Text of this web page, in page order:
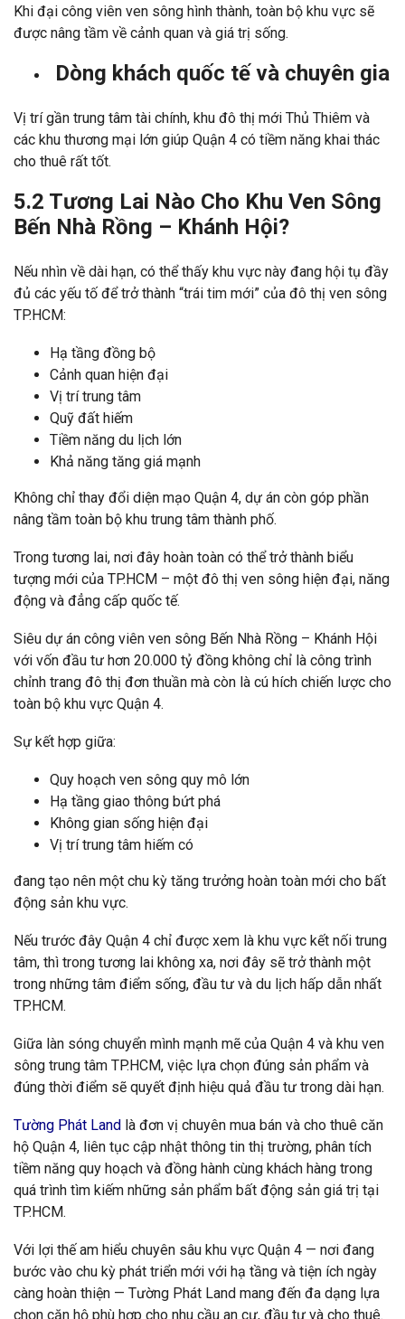
Khi đại công viên ven sông hình thành, toàn bộ khu vực sẽ
được nâng tầm về cảnh quan và giá trị sống.
Dòng khách quốc tế và chuyên gia
Vị trí gần trung tâm tài chính, khu đô thị mới Thủ Thiêm và
các khu thương mại lớn giúp Quận 4 có tiềm năng khai thác
cho thuê rất tốt.
5.2 Tương Lai Nào Cho Khu Ven Sông
Bến Nhà Rồng – Khánh Hội?
Nếu nhìn về dài hạn, có thể thấy khu vực này đang hội tụ đầy
đủ các yếu tố để trở thành “trái tim mới” của đô thị ven sông
TP.HCM:
Hạ tầng đồng bộ
Cảnh quan hiện đại
Vị trí trung tâm
Quỹ đất hiếm
Tiềm năng du lịch lớn
Khả năng tăng giá mạnh
Không chỉ thay đổi diện mạo Quận 4, dự án còn góp phần
nâng tầm toàn bộ khu trung tâm thành phố.
Trong tương lai, nơi đây hoàn toàn có thể trở thành biểu
tượng mới của TP.HCM – một đô thị ven sông hiện đại, năng
động và đẳng cấp quốc tế.
Siêu dự án công viên ven sông Bến Nhà Rồng – Khánh Hội
với vốn đầu tư hơn 20.000 tỷ đồng không chỉ là công trình
chỉnh trang đô thị đơn thuần mà còn là cú hích chiến lược cho
toàn bộ khu vực Quận 4.
Sự kết hợp giữa:
Quy hoạch ven sông quy mô lớn
Hạ tầng giao thông bứt phá
Không gian sống hiện đại
Vị trí trung tâm hiếm có
đang tạo nên một chu kỳ tăng trưởng hoàn toàn mới cho bất
động sản khu vực.
Nếu trước đây Quận 4 chỉ được xem là khu vực kết nối trung
tâm, thì trong tương lai không xa, nơi đây sẽ trở thành một
trong những tâm điểm sống, đầu tư và du lịch hấp dẫn nhất
TP.HCM.
Giữa làn sóng chuyển mình mạnh mẽ của Quận 4 và khu ven
sông trung tâm TP.HCM, việc lựa chọn đúng sản phẩm và
đúng thời điểm sẽ quyết định hiệu quả đầu tư trong dài hạn.
Tường Phát Land là đơn vị chuyên mua bán và cho thuê căn
hộ Quận 4, liên tục cập nhật thông tin thị trường, phân tích
tiềm năng quy hoạch và đồng hành cùng khách hàng trong
quá trình tìm kiếm những sản phẩm bất động sản giá trị tại
TP.HCM.
Với lợi thế am hiểu chuyên sâu khu vực Quận 4 — nơi đang
bước vào chu kỳ phát triển mới với hạ tầng và tiện ích ngày
càng hoàn thiện — Tường Phát Land mang đến đa dạng lựa
chọn căn hộ phù hợp cho nhu cầu an cư, đầu tư và cho thuê.